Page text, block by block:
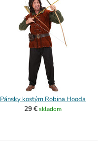
Pánsky kostým Robina Hooda
29 €skladom